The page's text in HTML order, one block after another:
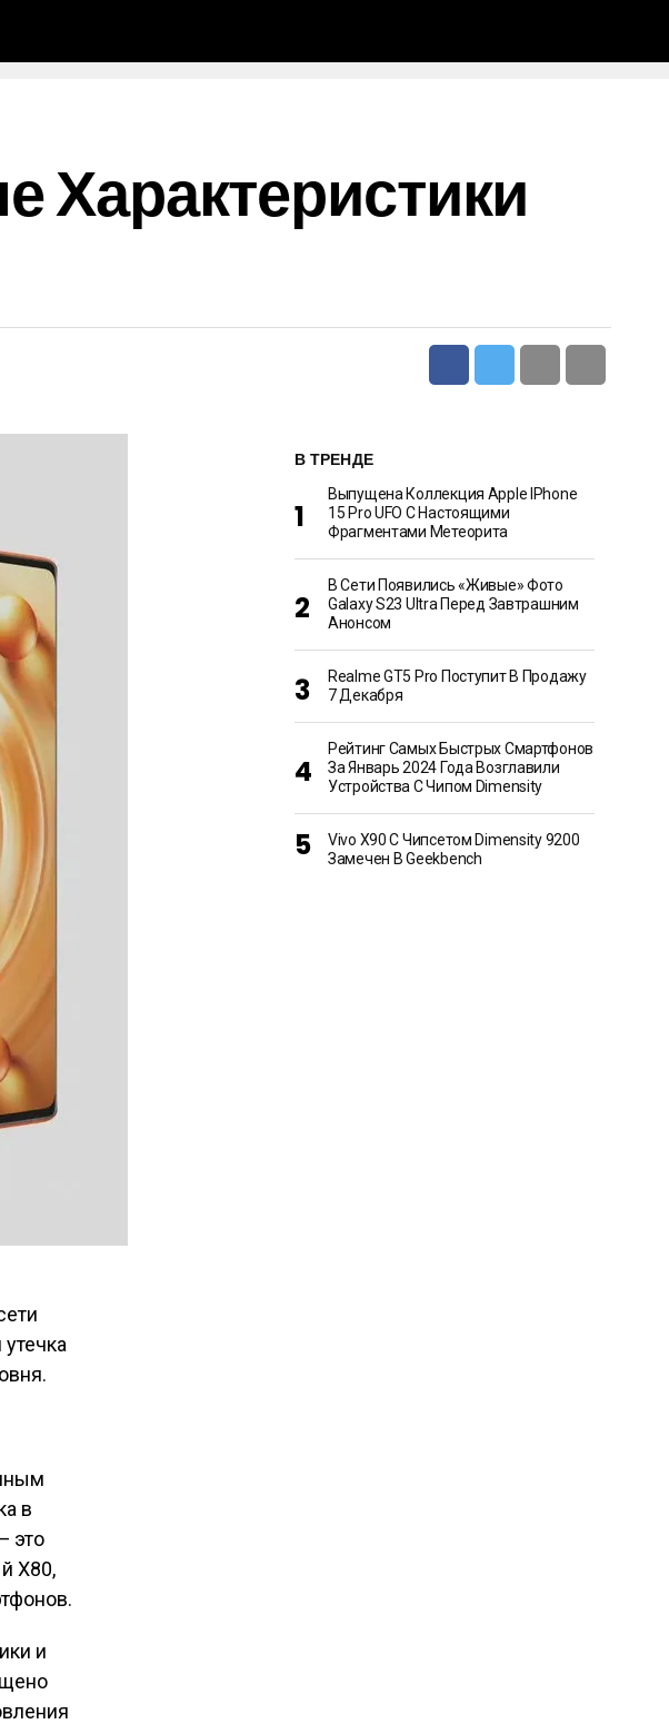
Характеристики
в
это
X80,
и
В ТРЕНДЕ
Выпущена Коллекция Apple IPhone
15 Pro UFO С Настоящими
Фрагментами Метеорита
В Сети Появились «живые» Фото
Galaxy S23 Ultra Перед Завтрашним
Анонсом
Realme GT5 Pro Поступит В Продажу
7 Декабря
Рейтинг Самых Быстрых Смартфонов
За Январь 2024 Года Возглавили
Устройства С Чипом Dimensity
Vivo X90 С Чипсетом Dimensity 9200
Замечен В Geekbench